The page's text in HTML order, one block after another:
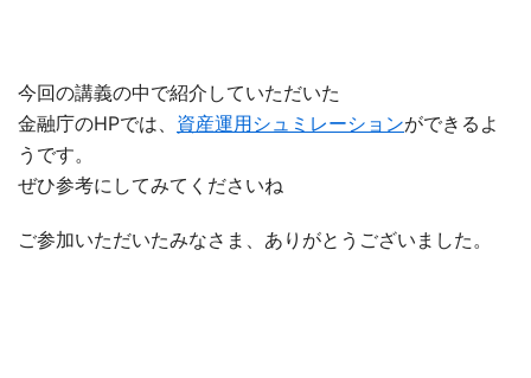
今回の講義の中で紹介していただいた
金融庁のHPでは、 資産運用シュミレーションができるよ
うです。
ぜひ参考にしてみてくださいね
ご参加いただいたみなさま、ありがとうございました。